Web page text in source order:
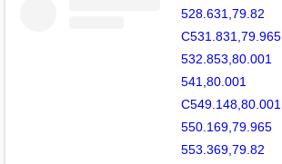
528.631,79.82
C531.831,79.965
532.853,80.001
541,80.001
C549.148,80.001
550.169,79.965
553.369,79.82